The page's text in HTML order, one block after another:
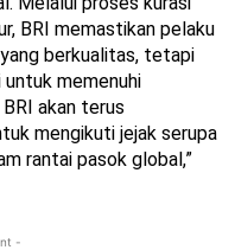
BRI memastikan pelaku
berkualitas, tetapi
untuk memenuhi
akan terus
mengikuti jejak serupa
rantai pasok global,”
-